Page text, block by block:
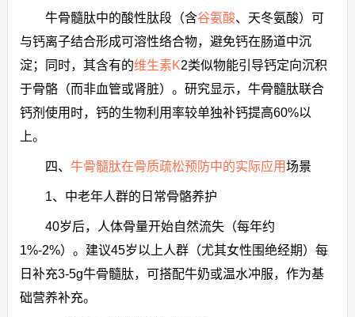
牛骨髓肽中的酸性肽段（含谷氨酸、天冬氨酸）可
与钙离子结合形成可溶性络合物，避免钙在肠道中沉
淀；同时，其含有的维生素K2类似物能引导钙定向沉积
于骨骼（而非血管或肾脏）。研究显示，牛骨髓肽联合
钙剂使用时，钙的生物利用率较单独补钙提高60%以
上。
四、 牛骨髓肽在骨质疏松预防中的实际应用场景
1、中老年人群的日常骨骼养护
40岁后，人体骨量开始自然流失（每年约
1%-2%）。建议45岁以上人群（尤其女性围绝经期）每
日补充3-5g牛骨髓肽，可搭配牛奶或温水冲服，作为基
础营养补充。